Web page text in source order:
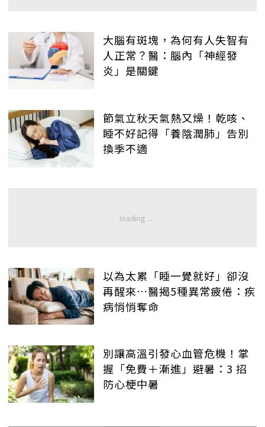
大腦有斑塊，為何有人失智有
人正常？醫：腦內「神經發
炎」是關鍵
節氣立秋天氣熱又燥！乾咳、
睡不好記得「養陰潤肺」告別
換季不適
以為太累「睡一覺就好」卻沒
再醒來…醫揭5種異常疲倦：疾
病悄悄奪命
別讓高溫引發心血管危機！掌
握「免費＋漸進」避暑：3 招
防心梗中暑